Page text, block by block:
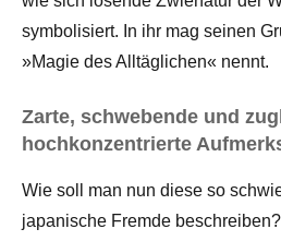
symbolisiert. In ihr mag seinen
»Magie des Alltäglichen« nennt.
Zarte, schwebende und
hochkonzentrierte
Wie soll man nun diese so
japanische Fremde